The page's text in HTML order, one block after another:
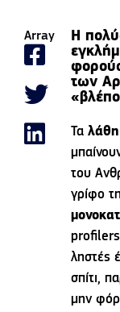
Array
Η
των
Ταλάθη
του
γρίφο
profilers
ληστές
σπίτι,
μην